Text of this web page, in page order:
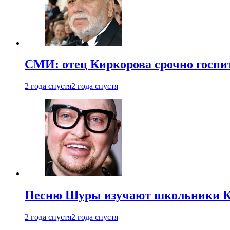
СМИ: отец Киркорова срочно
2 года спустя2 года спустя
Песню Шуры изучают школьники
2 года спустя2 года спустя